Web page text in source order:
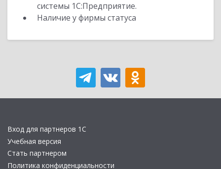
системы 1С:Предприятие.
Наличие у фирмы статуса
Вход для партнеров 1С
Учебная версия
Стать партнером
Политика конфиденциальности